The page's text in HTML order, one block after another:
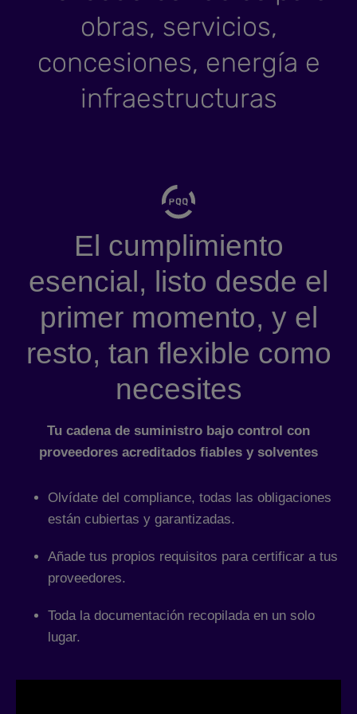
obras, servicios,
concesiones, energía e
infraestructuras
El cumplimiento
esencial, listo desde el
primer momento, y el
resto, tan flexible como
necesites
Tu cadena de suministro bajo control con
proveedores acreditados fiables y solventes
Olvídate del compliance, todas las obligaciones
están cubiertas y garantizadas.
Añade tus propios requisitos para certificar a tus
proveedores.
Toda la documentación recopilada en un solo
lugar.